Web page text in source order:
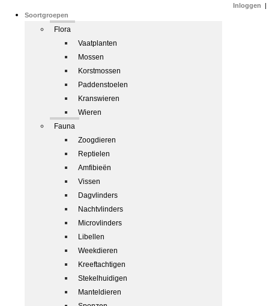
Soortgroepen
Flora
Vaatplanten
Mossen
Korstmossen
Paddenstoelen
Kranswieren
Wieren
Fauna
Zoogdieren
Reptielen
Amfibieën
Vissen
Dagvlinders
Nachtvlinders
Microvlinders
Libellen
Weekdieren
Kreeftachtigen
Stekelhuidigen
Manteldieren
Inloggen |